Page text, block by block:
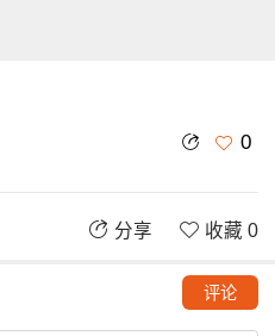
0
分享 收藏 0
评论